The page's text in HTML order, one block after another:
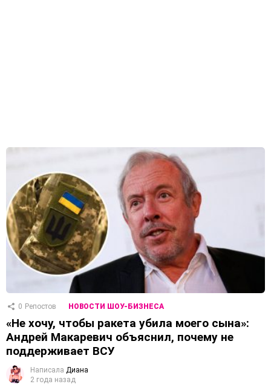
0 Репостов НОВОСТИ ШОУ-БИЗНЕСА
«Не хочу, чтобы ракета убила моего сына»:
Андрей Макаревич объяснил, почему не
поддерживает ВСУ
Написала Диана
2 года назад